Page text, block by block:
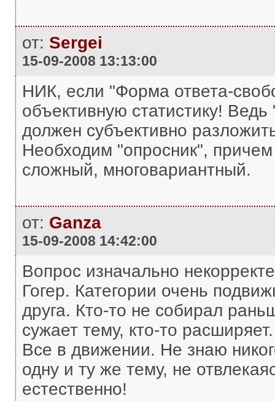
от: Sergei
15-09-2008 13:13:00
НИК, если "Форма ответа-
объективную статистику!
должен субъективно
Необходим "опросник", причем
сложный, многовариантный.
от: Ganza
15-09-2008 14:42:00
Вопрос изначально
Гогер. Категории очень
друга. Кто-то не собирал
сужает тему, кто-то
Все в движении. Не знаю
одну и ту же тему, не
естественно!